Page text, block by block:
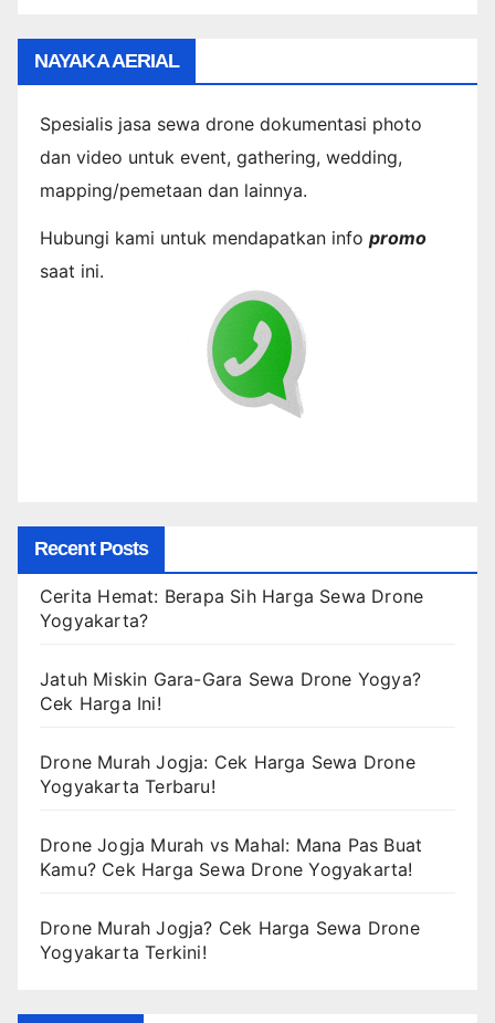
NAYAKA AERIAL
Spesialis jasa sewa drone dokumentasi photo
dan video untuk event, gathering, wedding,
mapping/pemetaan dan lainnya.
Hubungi kami untuk mendapatkan info promo
saat ini.
Recent Posts
Cerita Hemat: Berapa Sih Harga Sewa Drone
Yogyakarta?
Jatuh Miskin Gara-Gara Sewa Drone Yogya?
Cek Harga Ini!
Drone Murah Jogja: Cek Harga Sewa Drone
Yogyakarta Terbaru!
Drone Jogja Murah vs Mahal: Mana Pas Buat
Kamu? Cek Harga Sewa Drone Yogyakarta!
Drone Murah Jogja? Cek Harga Sewa Drone
Yogyakarta Terkini!